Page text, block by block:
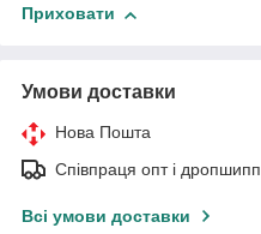
Приховати
Умови доставки
Нова Пошта
Співпраця опт і
Всі умови доставки